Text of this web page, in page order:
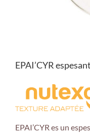
EPAI’CYR
EPAI’CYR es un